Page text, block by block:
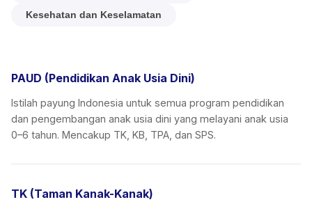
Kesehatan dan Keselamatan
PAUD (Pendidikan Anak Usia Dini)
Istilah payung Indonesia untuk semua program pendidikan
dan pengembangan anak usia dini yang melayani anak usia
0–6 tahun. Mencakup TK, KB, TPA, dan SPS.
TK (Taman Kanak-Kanak)